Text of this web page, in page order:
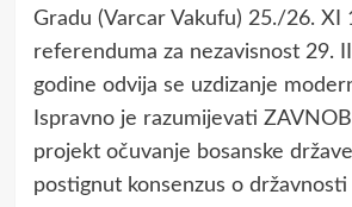
Gradu (Varcar Vakufu) 25./26. XI
referenduma za nezavisnost 29.
godine odvija se uzdizanje
Ispravno je razumijevati
projekt očuvanje bosanske
postignut konsenzus o državnosti